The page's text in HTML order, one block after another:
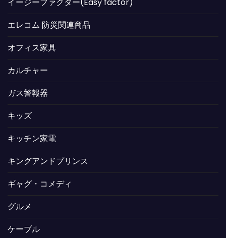
エレコム 防災関連商品
オフィス家具
カルチャー
ガス警報器
キッズ
キッチン家電
キングアンドプリンス
ギャグ・コメディ
グルメ
ケーブル